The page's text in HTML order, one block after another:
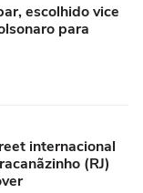
escolhido vice
para
internacional
(RJ)